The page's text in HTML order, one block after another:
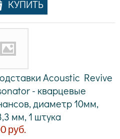
КУПИТЬ
Acoustic Revive
- кварцевые
диаметр 10мм,
мм, 1 штука
руб.